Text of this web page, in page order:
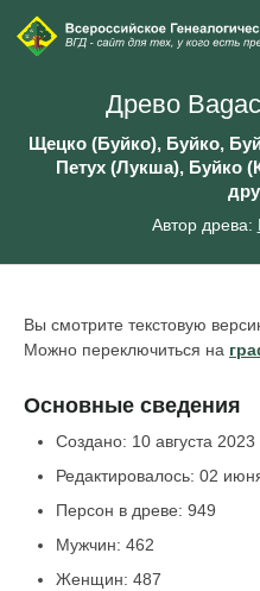
Древо
Щецко (Буйко), Буйко,
Петух (Лукша), Буйко
Автор древа:
Вы смотрите текстовую
Можно переключиться на
Основные сведения
Создано: 10 августа 2023
Редактировалось: 02
Персон в древе: 949
Мужчин: 462
Женщин: 487